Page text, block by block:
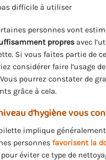
difficile à utiliser
personnes vont
propres avec
Si vous faites partie de
considérer faire l’usage
pourrez constater de
grâce à cela.
d’hygiène vous
implique
personnes favorisent la
éviter ce type de